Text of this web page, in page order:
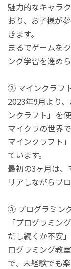
魅力的なキャラ
おり、お子様が
きます。
まるでゲームを
ング学習を進めら
② マインクラフ
2023年9月より
ンクラフト」を
マイクラの世界
マインクラフト
ています。
最初の3ヶ月は、
リアしながらプ
③ プログラミン
「プログラミン
だし続くか不安
ログラミング教
で、未経験でも